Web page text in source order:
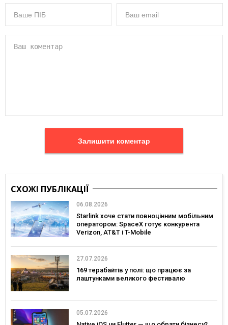
Залишити коментар
СХОЖІ ПУБЛІКАЦІЇ
06.08.2026
Starlink хоче стати повноцінним мобільним
оператором: SpaceX готує конкурента
Verizon, AT&T і T-Mobile
27.07.2026
169 терабайтів у полі: що працює за
лаштунками великого фестивалю
05.07.2026